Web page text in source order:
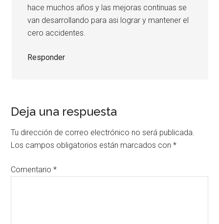
hace muchos años y las mejoras continuas se
van desarrollando para asi lograr y mantener el
cero accidentes.
Responder
Deja una respuesta
Tu dirección de correo electrónico no será publicada.
Los campos obligatorios están marcados con*
Comentario*